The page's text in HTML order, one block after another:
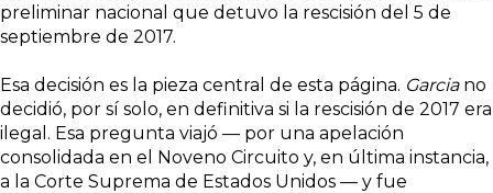
preliminar nacional que detuvo la rescisión del 5 de
septiembre de 2017.
Esa decisión es la pieza central de esta página. Garciano
decidió, por sí solo, en definitiva si la rescisión de 2017 era
ilegal. Esa pregunta viajó — por una apelación
consolidada en el Noveno Circuito y, en última instancia,
a la Corte Suprema de Estados Unidos — y fue